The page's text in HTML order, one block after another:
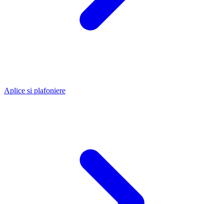
Aplice si plafoniere